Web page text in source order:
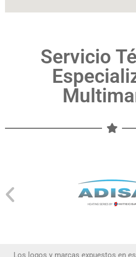
Servicio
Los logos y marcas expuestos en